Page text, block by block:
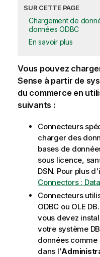
SUR CETTE PAGE
Chargement de
données ODBC
En savoir plus
Vous pouvez
Senseà partir de
du commerce en
suivants :
Connecteurs
charger des
bases de
sous licence,
DSN. Pour plus
Connectors :
Connecteurs
ODBC ou OLE DB
vous devez
votre système
données
dans l'